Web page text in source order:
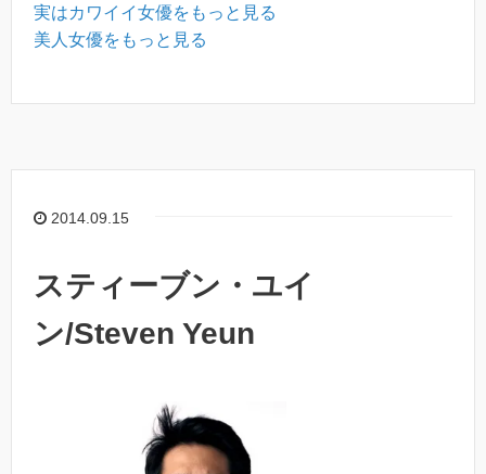
実はカワイイ女優をもっと見る
美人女優をもっと見る
2014.09.15
スティーブン・ユイ
ン/Steven Yeun